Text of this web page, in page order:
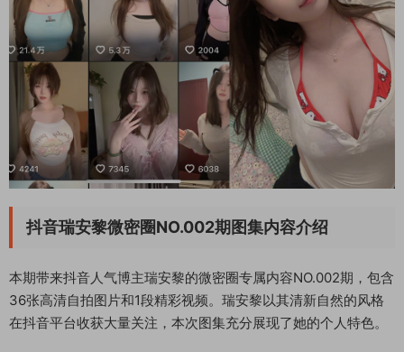
抖音瑞安黎微密圈NO.002期图集内容介绍
本期带来抖音人气博主瑞安黎的微密圈专属内容NO.002期，包含
36张高清自拍图片和1段精彩视频。瑞安黎以其清新自然的风格
在抖音平台收获大量关注，本次图集充分展现了她的个人特色。